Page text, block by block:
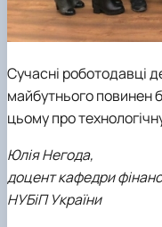
Сучасні роботодавці
майбутнього повинен
цьому про
Юлія Негода,
доцент кафедри
НУБіП України